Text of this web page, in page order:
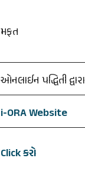
મફત
ઓનલાઈન પદ્ધિતી દ્વારા
i-ORA Website
Click કરો